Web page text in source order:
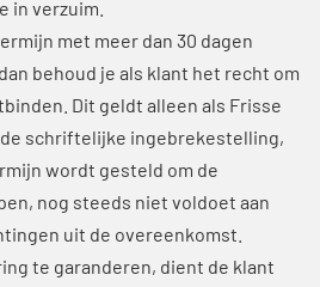
in verzuim.
met meer dan 30 dagen
behoud je als klant het recht om
Dit geldt alleen als Frisse
schriftelijke ingebrekestelling,
wordt gesteld om de
nog steeds niet voldoet aan
uit de overeenkomst.
te garanderen, dient de klant